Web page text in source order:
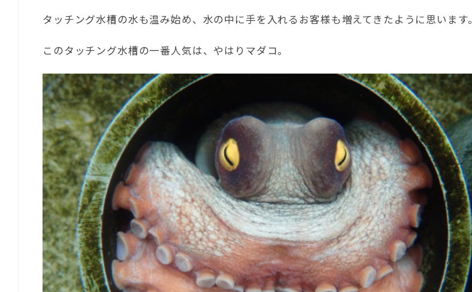
タッチング水槽の水も温み始め、水の中に手を入れるお客様も増えてきたように思います。
このタッチング水槽の一番人気は、やはりマダコ。